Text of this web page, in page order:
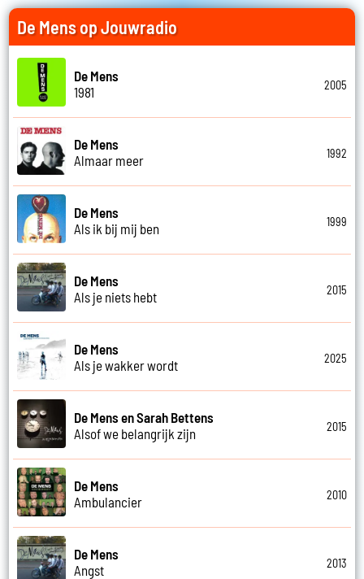
De Mens op Jouwradio
De Mens
1981
2005
De Mens
Almaar meer
1992
De Mens
Als ik bij mij ben
1999
De Mens
Als je niets hebt
2015
De Mens
Als je wakker wordt
2025
De Mens en Sarah Bettens
Alsof we belangrijk zijn
2015
De Mens
Ambulancier
2010
De Mens
Angst
2013